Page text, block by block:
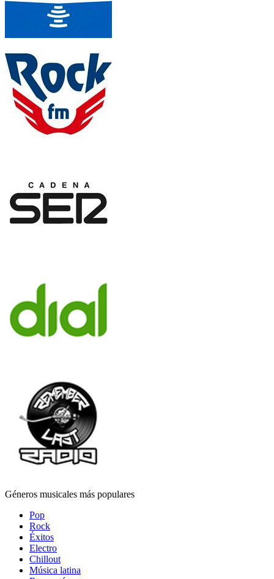
Géneros musicales más populares
Pop
Rock
Éxitos
Electro
Chillout
Música latina